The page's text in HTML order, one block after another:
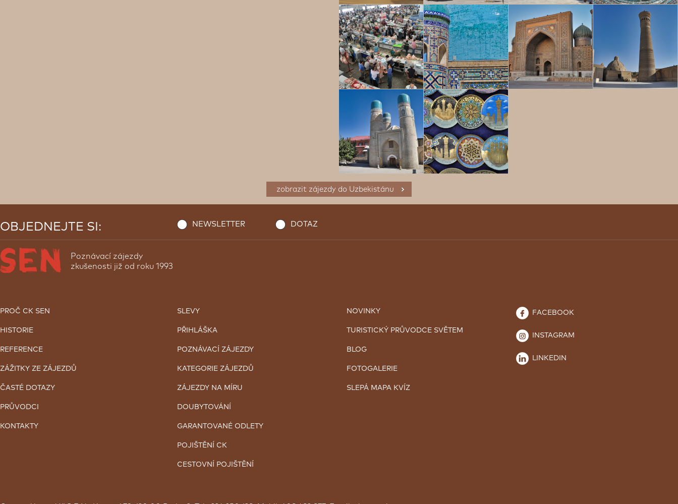
zobrazit zájezdy do Uzbekistánu
OBJEDNEJTE SI: NEWSLETTER DOTAZ
Poznávací zájezdy
zkušenosti již od roku 1993
PROČ CK SEN
HISTORIE
REFERENCE
ZÁŽITKY ZE ZÁJEZDŮ
ČASTÉ DOTAZY
PRŮVODCI
KONTAKTY
SLEVY
PŘIHLÁŠKA
POZNÁVACÍ ZÁJEZDY
KATEGORIE ZÁJEZDŮ
ZÁJEZDY NA MÍRU
DOUBYTOVÁNÍ
GARANTOVANÉ ODLETY
POJIŠTĚNÍ CK
CESTOVNÍ POJIŠTĚNÍ
NOVINKY
TURISTICKÝ PRŮVODCE SVĚTEM
BLOG
FOTOGALERIE
SLEPÁ MAPA KVÍZ
FACEBOOK
INSTAGRAM
LINKEDIN